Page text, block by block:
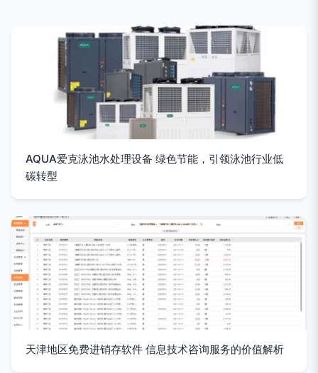
AQUA爱克泳池水处理设备 绿色节能，引领泳池行业低
碳转型
天津地区免费进销存软件 信息技术咨询服务的价值解析